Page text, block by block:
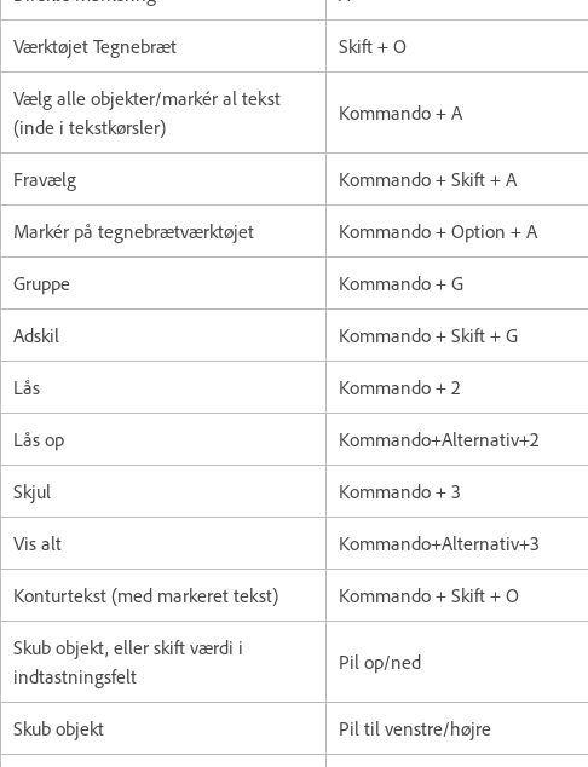
Værktøjet Tegnebræt Skift + O
Vælg alle objekter/markér al tekst
(inde i tekstkørsler)
Kommando + A
Fravælg Kommando + Skift + A
Markér på tegnebrætværktøjet Kommando + Option + A
Gruppe Kommando + G
Adskil Kommando + Skift + G
Lås Kommando + 2
Lås op Kommando+Alternativ+2
Skjul Kommando + 3
Vis alt Kommando+Alternativ+3
Konturtekst (med markeret tekst) Kommando + Skift + O
Skub objekt, eller skift værdi i
indtastningsfelt
Pil op/ned
Skub objekt Pil til venstre/højre